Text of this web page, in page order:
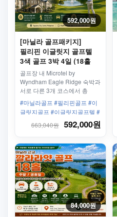
592,000원
[마닐라 골프패키지]
필리핀 이글릿지 골프텔
3색 골프 3박 4일 (18홀
×3회)
골프장 내 Microtel by
Wyndham Eagle Ridge 숙박과
서로 다른 3개 코스에서 총
54홀을 즐기는 프리미엄
골프패키지. 공항 왕복 단독
차량과 호텔 3박, 조식이
포함되어 편안한 골프여행을
#마닐라골프 #필리핀골프 #이
글릿지골프 #이글릿지골프텔 #
마닐라골프패키지 #필리핀골프
패키지 #골프텔 #골프여행 #타
가이타이골프 #54홀골프 #3색
골프 #Microtel #Eagle Ridge
663,040원 592,000원
84,000원